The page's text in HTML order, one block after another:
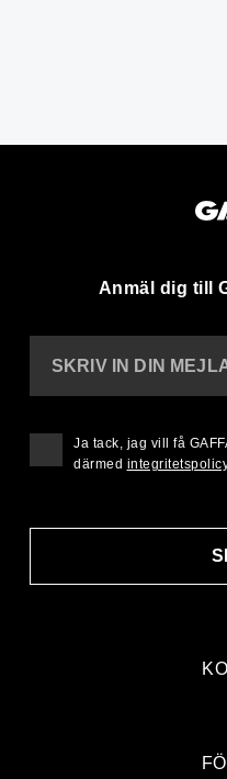
Anmäl dig till
SKRIV IN DIN
Ja tack, jag vill få
därmed